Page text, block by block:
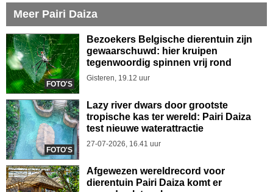
Meer Pairi Daiza
FOTO'S
Bezoekers Belgische dierentuin zijn
gewaarschuwd: hier kruipen
tegenwoordig spinnen vrij rond
Gisteren, 19.12 uur
FOTO'S
Lazy river dwars door grootste
tropische kas ter wereld: Pairi Daiza
test nieuwe waterattractie
27-07-2026, 16.41 uur
Afgewezen wereldrecord voor
dierentuin Pairi Daiza komt er